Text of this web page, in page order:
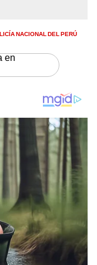
NACIONAL DEL PERÚ
en